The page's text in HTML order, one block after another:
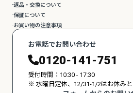
返品・交換について
保証について
お買い物の注意事項
お電話でお問い合わせ
0120-141-751
受付時間：10:30 - 17:30
※ 水曜日定休、12/31-1/2はお休み